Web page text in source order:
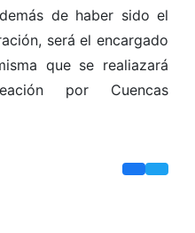
de haber sido el
será el encargado
que se realiazará
por Cuencas